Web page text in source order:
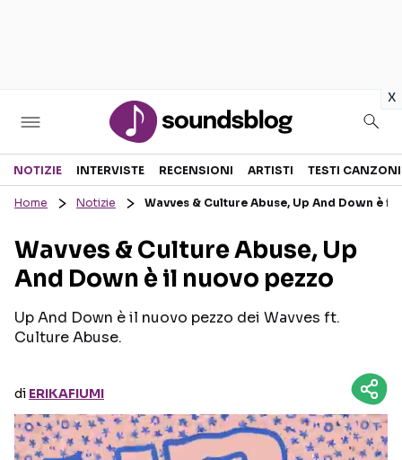
x
Sezioni
RECENSIONI MUSICALI
INTERVISTE
GOSSIP E CURIOSITÀ
TESTI CANZONI
TOUR ED EVENTI
TALENT SHOW
Seguici sui social
NOTIZIE INTERVISTE RECENSIONI ARTISTI TESTI CANZONI
Home Notizie Wavves & Culture Abuse, Up And Down è il
Wavves & Culture Abuse, Up
And Down è il nuovo pezzo
Up And Down è il nuovo pezzo dei Wavves ft.
Culture Abuse.
di ERIKAFIUMI